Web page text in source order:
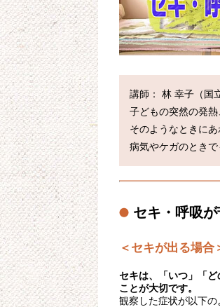
講師： 林 幸子（国
子どもの突然の発
そのようなときに
セキ・呼吸
＜セキが出る場合
セキは、「いつ」「
ことが大切です。
観察した症状が以下の